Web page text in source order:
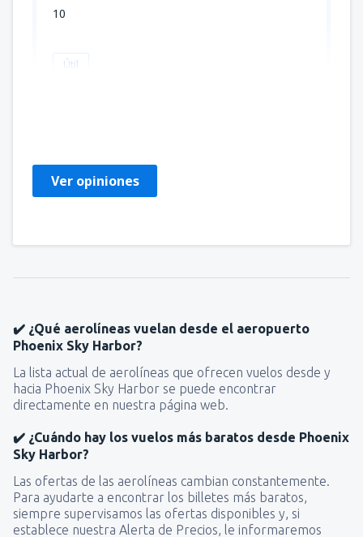
10
Útil
Ver opiniones
✔️ ¿Qué aerolíneas vuelan desde el aeropuerto
Phoenix Sky Harbor?
La lista actual de aerolíneas que ofrecen vuelos desde y
hacia Phoenix Sky Harbor se puede encontrar
directamente en nuestra página web.
✔️ ¿Cuándo hay los vuelos más baratos desde Phoenix
Sky Harbor?
Las ofertas de las aerolíneas cambian constantemente.
Para ayudarte a encontrar los billetes más baratos,
siempre supervisamos las ofertas disponibles y, si
establece nuestra Alerta de Precios, le informaremos